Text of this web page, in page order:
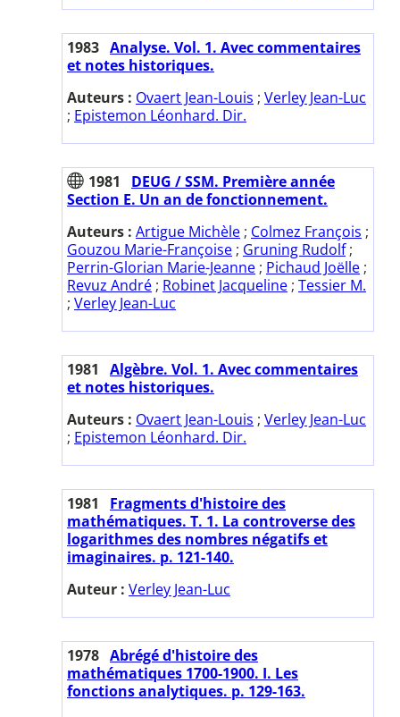
1983 Analyse. Vol. 1. Avec commentaires
et notes historiques.
Auteurs : Ovaert Jean-Louis ; Verley Jean-Luc
; Epistemon Léonhard. Dir.
1981
DEUG / SSM. Première année
Section E. Un an de fonctionnement.
Auteurs : Artigue Michèle ; Colmez François ;
Gouzou Marie-Françoise ; Gruning Rudolf;
Perrin-Glorian Marie-Jeanne ; Pichaud Joëlle ;
Revuz André ; Robinet Jacqueline ; Tessier M.
; Verley Jean-Luc
1981
Algèbre. Vol. 1. Avec commentaires
et notes historiques.
Auteurs : Ovaert Jean-Louis ; Verley Jean-Luc
; Epistemon Léonhard. Dir.
1981
Fragments d'histoire des
mathématiques. T. 1. La controverse des
logarithmes des nombres négatifs et
imaginaires. p. 121-140.
Auteur : Verley Jean-Luc
1978 Abrégé d'histoire des
mathématiques 1700-1900. I. Les
fonctions analytiques. p. 129-163.